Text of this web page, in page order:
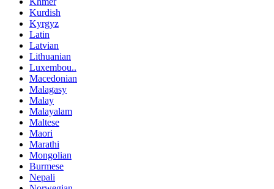
Kurdish
Kyrgyz
Latin
Latvian
Lithuanian
Luxembou..
Macedonian
Malagasy
Malay
Malayalam
Maltese
Maori
Marathi
Mongolian
Burmese
Nepali